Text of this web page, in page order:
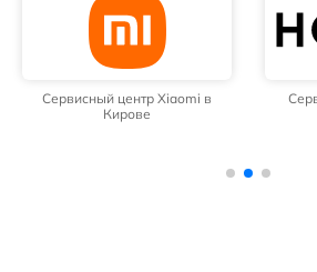
Сервисный центр Xiaomi в
Кирове